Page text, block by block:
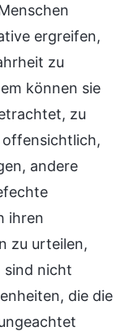
ergreifen,
zu
können sie
zu
offensichtlich,
andere
ihren
zu urteilen,
sind nicht
die die